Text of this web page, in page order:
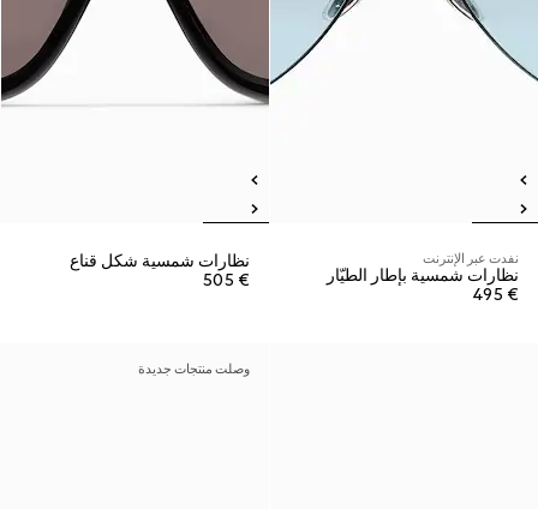
نفدت عبر الإنترنت
نظارات شمسية بإطار الطيّار
€ 495
نظارات شمسية شكل قناع
€ 505
وصلت منتجات جديدة